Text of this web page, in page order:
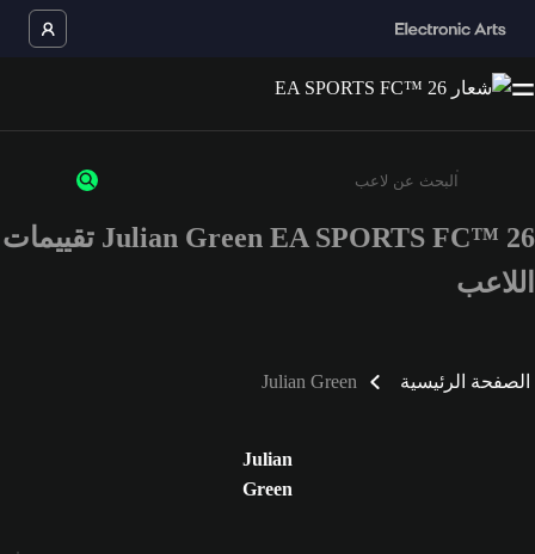
أدخل 3 أحرف أو أرقام على الأقل
Julian Green EA SPORTS FC™ 26 تقييمات
اللاعب
الصفحة الرئيسية Julian Green
Julian
Green